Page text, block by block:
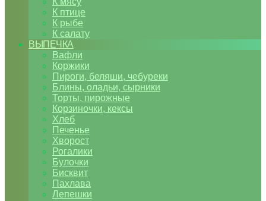
К птице
К рыбе
К салату
ВЫПЕЧКА
Вафли
Коржики
Пироги, беляши, чебуреки
Блины, оладьи, сырники
Торты, пирожные
Корзиночки, кексы
Хлеб
Печенье
Хворост
Рогалики
Булочки
Бисквит
Пахлава
Лепешки